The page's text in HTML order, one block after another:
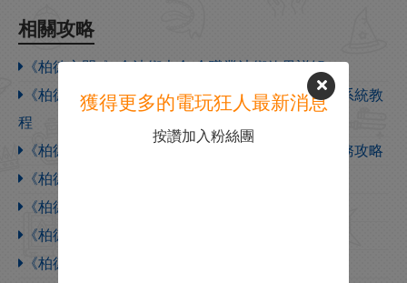
相關攻略
《柏德之門3》全法術大全 全職業法術效果詳解
《柏德之門3》攻略百科 全任務流程全地圖指引及系統教
程
《柏德之門3》全任務攻略 主線流程全支線夥伴任務攻略
《柏德之門3》遊俠對戰平台聯機教程
《柏德之門3》猛擊頭盔獲取方法介紹
《柏德之門3》跨步之靴獲取方法介紹
《柏德之門3》救助手套獲取方法介紹
獲得更多的電玩狂人最新消息
按讚加入粉絲團